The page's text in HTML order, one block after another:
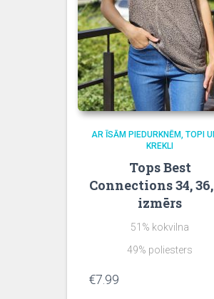
AR ĪSĀM PIEDURKNĒM TOPI
KREKLI
Tops Best
Connections 34,
izmērs
51% kokvilna
49% poliesters
€7.99